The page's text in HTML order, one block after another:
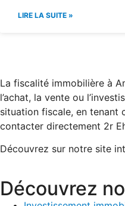
LIRE LA SUITE »
La fiscalité immobilière à
l’achat, la vente ou
situation fiscale, en tenant
contacter directement 2r
Découvrez sur notre site
Découvrez